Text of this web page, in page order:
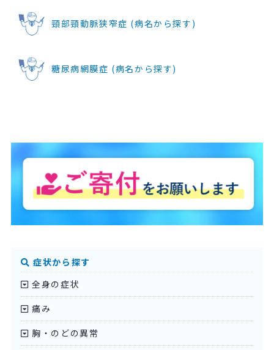
頸部頸動脈狭窄症 (病名から探す)
糖尿病網膜症 (病名から探す)
症状から探す
全身の症状
痛み
胸・のどの異常